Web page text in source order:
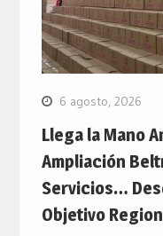
6 agosto, 2026
Llega la Mano
Ampliación
Servicios…
Objetivo